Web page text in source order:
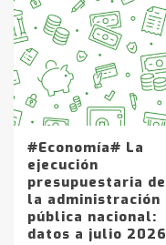
#Economía# La
ejecución
presupuestaria de
la administración
pública nacional:
datos a julio 2026